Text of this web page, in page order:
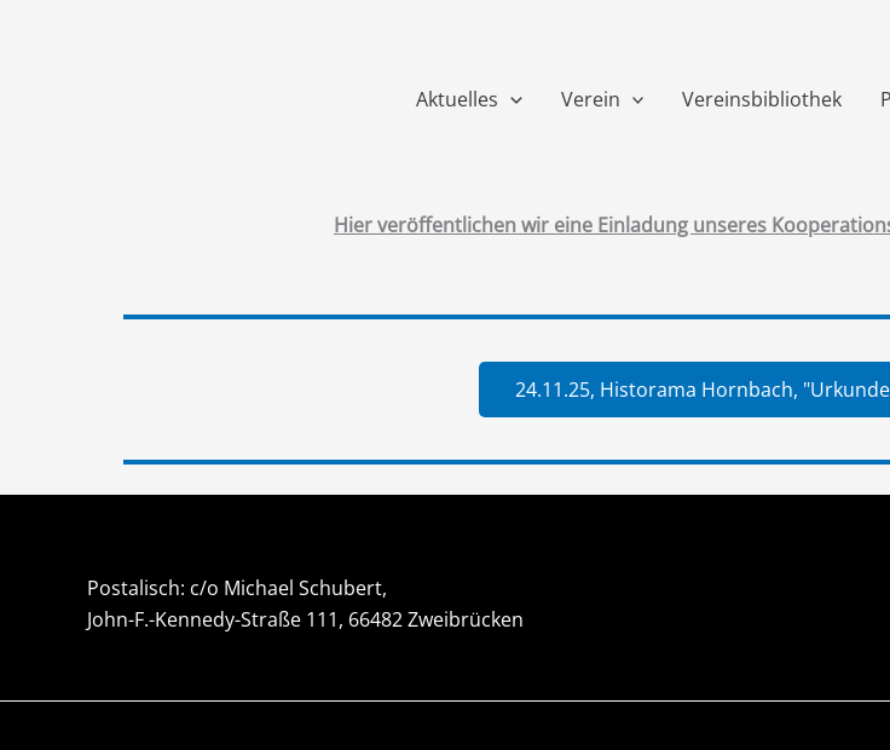
Aktuelles Verein Vereinsbibliothek
Hier veröffentlichen wir eine Einladung unseres
24.11.25, Historama Hornbach,
Postalisch: c/o Michael Schubert,
John-F.-Kennedy-Straße 111, 66482 Zweibrücken